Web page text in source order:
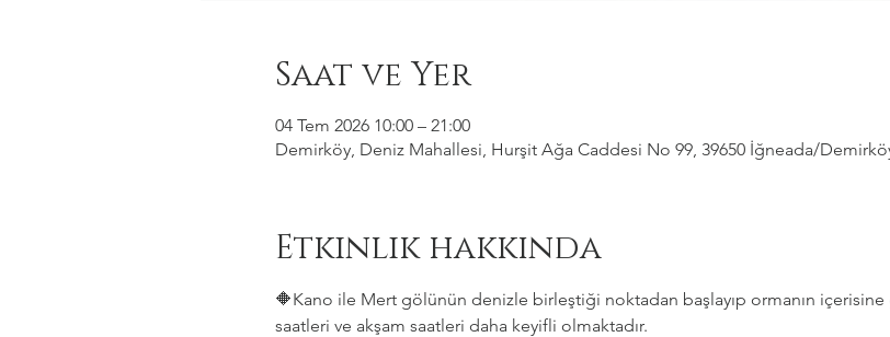
Saat ve Yer
04 Tem 2026 10:00 – 21:00
Demirköy, Deniz Mahallesi, Hurşit Ağa Caddesi No 99, 39650 İğneada/
Etkinlik hakkında
🔶Kano ile Mert gölünün denizle birleştiği noktadan başlayıp ormanın
saatleri ve akşam saatleri daha keyifli olmaktadır.